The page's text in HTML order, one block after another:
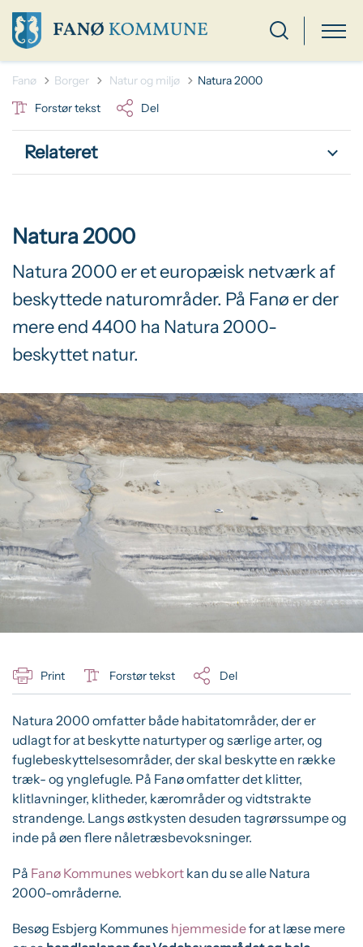
Fanø Borger Tilbage til
Natur og miljø
Natura 2000
Forstør tekst
Del
Relateret
Natura 2000
Natura 2000 er et europæisk netværk af
beskyttede naturområder. På Fanø er der
mere end 4400 ha Natura 2000-
beskyttet natur.
Print Forstør tekst Del
Natura 2000 omfatter både habitatområder, der er
udlagt for at beskytte naturtyper og særlige arter, og
fuglebeskyttelsesområder, der skal beskytte en række
træk- og ynglefugle. På Fanø omfatter det klitter,
klitlavninger, klitheder, kærområder og vidtstrakte
strandenge. Langs østkysten desuden tagrørssumpe og
inde på øen flere nåletræsbevoksninger.
På Fanø Kommunes webkort kan du se alle Natura
2000-områderne.
Besøg Esbjerg Kommunes hjemmesidefor at læse mere